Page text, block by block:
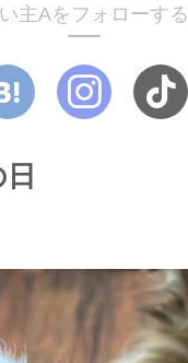
主Aをフォローする